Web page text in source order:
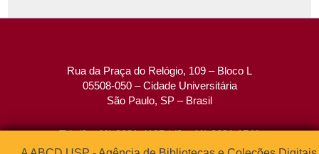
Rua da Praça do Relógio, 109 – Bloco L
05508-050 – Cidade Universitária
São Paulo, SP – Brasil
Tel: (0xx11) 3091-4195 / (0xx11) 3091-1541
Fax: (0xx11) 3091-1567